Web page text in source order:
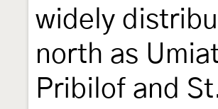
widely
north as
Pribilof and